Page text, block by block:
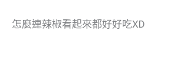
怎麼連辣椒看起來都好好吃XD